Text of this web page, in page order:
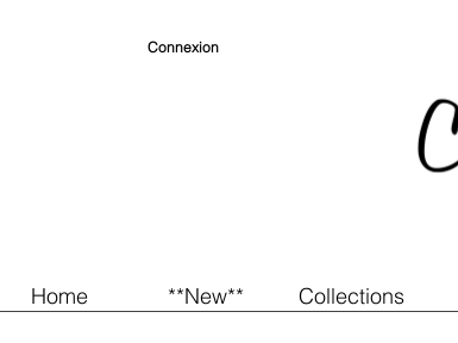
Home **New** Collections
Connexion